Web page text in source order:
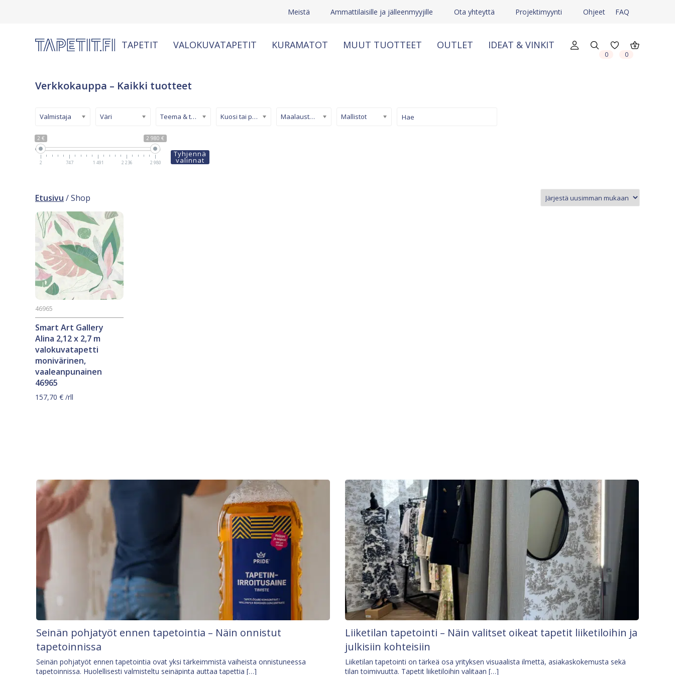
Meistä Ammattilaisille ja jälleenmyyjille Ota yhteyttä Projektimyynti Ohjeet FAQ
TAPETIT VALOKUVATAPETIT KURAMATOT MUUT TUOTTEET OUTLET IDEAT & VINKIT
0 0
Verkkokauppa – Kaikki tuotteet
2 € 2 980 €
2 747 1 491 2 236 2 980
Valmistaja Väri Teema & tyyli Kuosi tai pinta Maalaustapetti Mallistot
Tyhjennä
valinnat
Etusivu / Shop
Smart Art Gallery
Alina 2,12 x 2,7 m
valokuvatapetti
monivärinen,
vaaleanpunainen
46965
46965
157,70 € /rll
Seinän pohjatyöt ennen tapetointia – Näin onnistut
tapetoinnissa
Seinän pohjatyöt ennen tapetointia ovat yksi tärkeimmistä vaiheista onnistuneessa
tapetoinnissa. Huolellisesti valmisteltu seinäpinta auttaa tapettia […]
Liiketilan tapetointi – Näin valitset oikeat tapetit liiketiloihin ja
julkisiin kohteisiin
Liiketilan tapetointi on tärkeä osa yrityksen visuaalista ilmettä, asiakaskokemusta sekä
tilan toimivuutta. Tapetit liiketiloihin valitaan […]